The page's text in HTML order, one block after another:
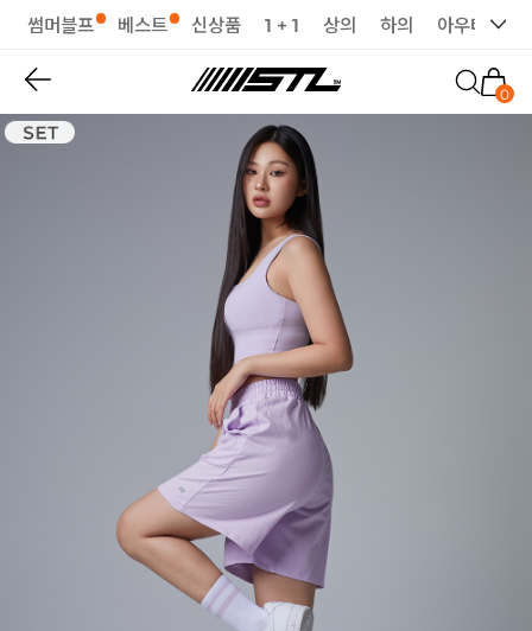
썸머블프 베스트 신상품 1 + 1 상의 하의 아우터
0